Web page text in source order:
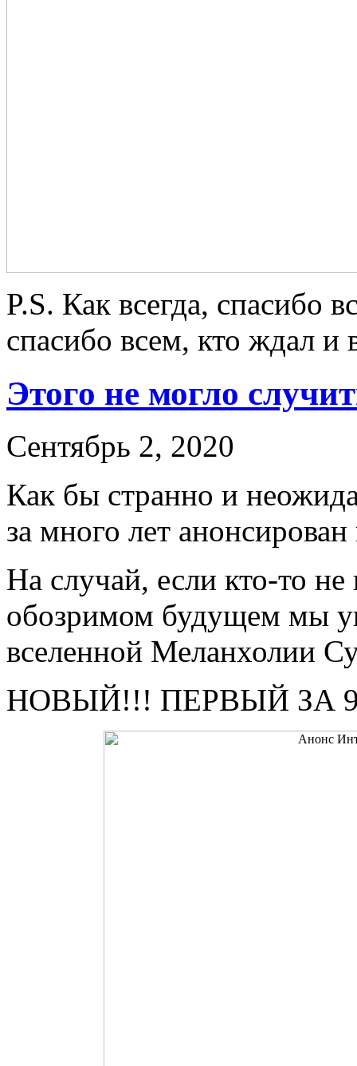
P.S. Как всегда, спасибо
спасибо всем, кто ждал и
Этого не могло
Сентябрь 2, 2020
Как бы странно и
за много лет
На случай, если кто-то
обозримом будущем мы
вселенной Меланхолии
НОВЫЙ!!! ПЕРВЫЙ ЗА 9